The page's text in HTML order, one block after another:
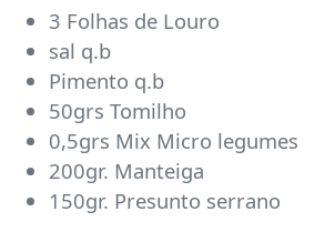
3 Folhas de Louro
sal q.b
Pimento q.b
50grs Tomilho
0,5grs Mix Micro legumes
200gr. Manteiga
150gr. Presunto serrano